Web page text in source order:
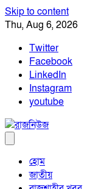
Skip to content
Thu, Aug 6, 2026
Twitter
Facebook
LinkedIn
Instagram
youtube
হোম
জাতীয়